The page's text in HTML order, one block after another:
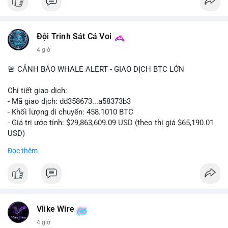
Đội Trinh Sát Cá Voi
4 giờ
🚨 CẢNH BÁO WHALE ALERT - GIAO DỊCH BTC LỚN
Chi tiết giao dịch:
- Mã giao dịch: dd358673...a58373b3
- Khối lượng di chuyển: 458.1010 BTC
- Giá trị ước tính: $29,863,609.09 USD (theo thị giá $65,190.01
USD)
Khối lượng 458 BTC trị giá gần 30 triệu USD được di chuyển
coin này mà không tách nhỏ thành nhiều giao dịch cho thấy
chủ thể không có ý định che giấu dòng tiền, thường là hành vi
Đọc thêm
Vlike Wire
4 giờ